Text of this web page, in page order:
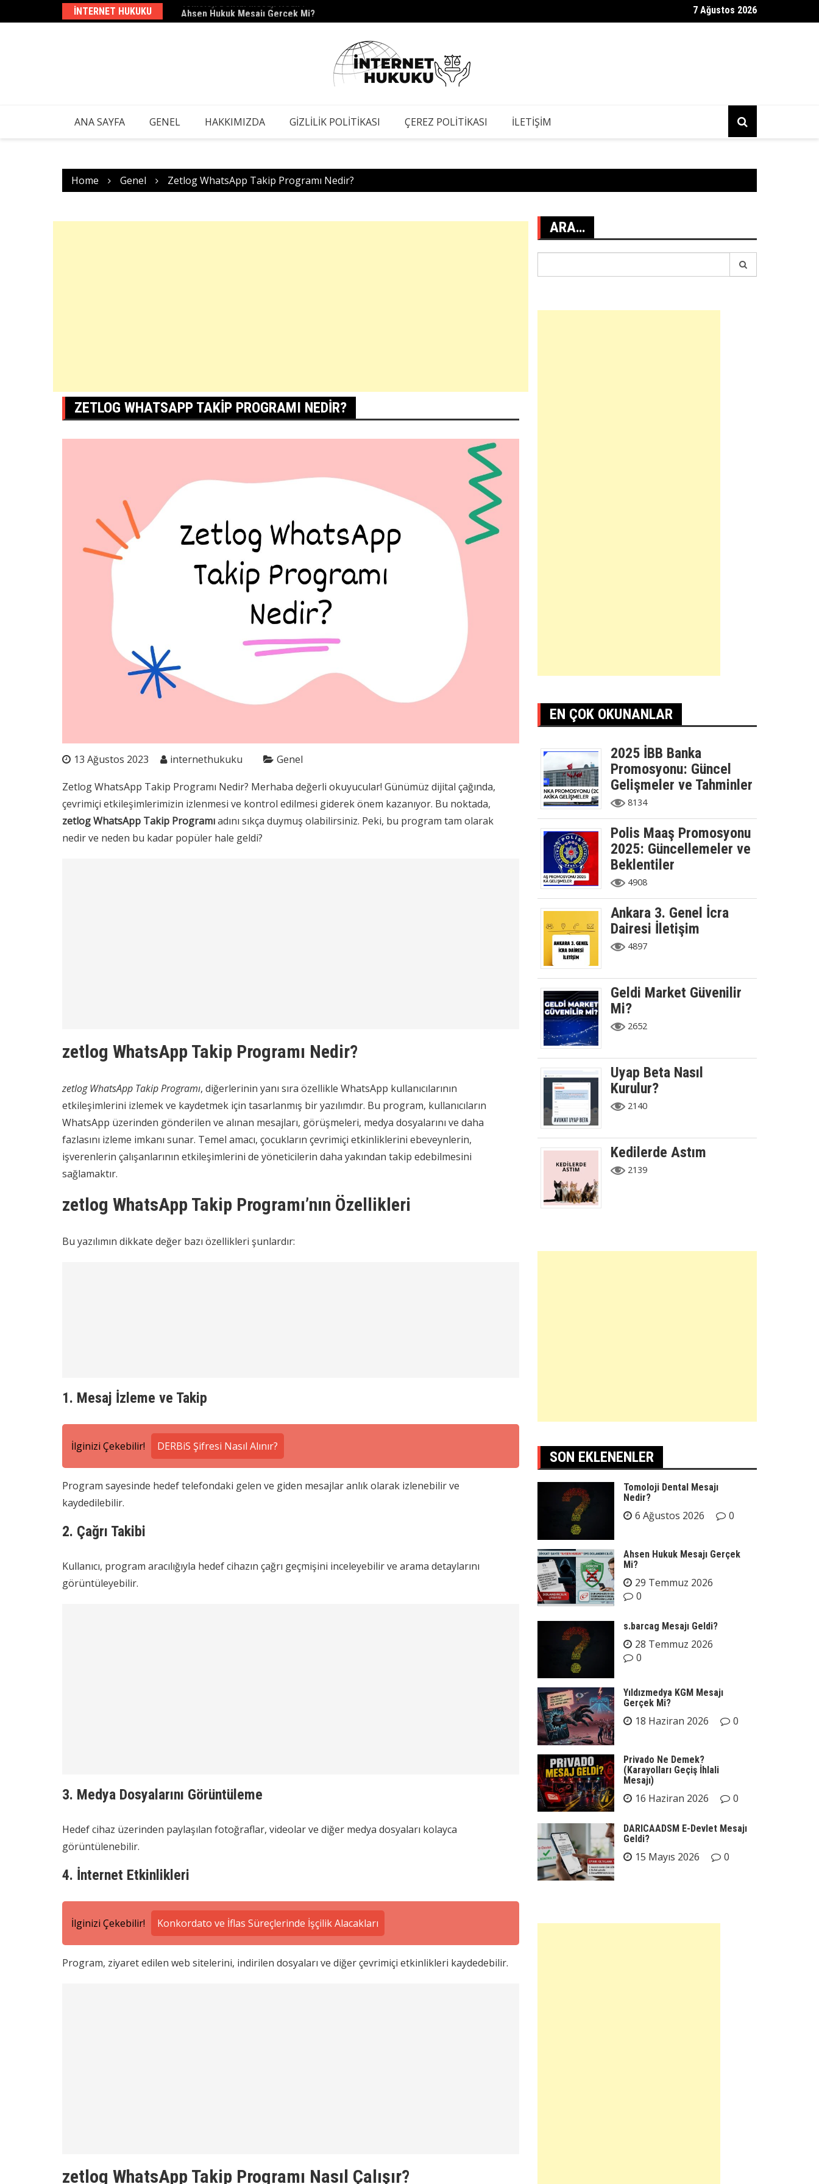
to
INTERNET HUKUKU Ahsen Hukuk Mesajı Gerçek Mi? 7 Ağustos 2026
ANA SAYFA GENEL HAKKIMIZDA GIZLILIK POLITIKASI ÇEREZ POLITIKASI İLETIŞIM
Home Genel Zetlog WhatsApp Takip Programı Nedir?
ZETLOG WHATSAPP TAKIP PROGRAMI NEDIR?
13 Ağustos 2023 internethukuku Genel
Zetlog WhatsApp Takip Programı Nedir? Merhaba değerli okuyucular! Günümüz dijital çağında,
çevrimiçi etkileşimlerimizin izlenmesi ve kontrol edilmesi giderek önem kazanıyor. Bu noktada,
zetlog WhatsApp Takip Programıadını sıkça duymuş olabilirsiniz. Peki, bu program tam olarak
nedir ve neden bu kadar popüler hale geldi?
zetlog WhatsApp Takip Programı Nedir?
zetlog WhatsApp Takip Programı, diğerlerinin yanı sıra özellikle WhatsApp kullanıcılarının
etkileşimlerini izlemek ve kaydetmek için tasarlanmış bir yazılımdır. Bu program, kullanıcıların
WhatsApp üzerinden gönderilen ve alınan mesajları, görüşmeleri, medya dosyalarını ve daha
fazlasını izleme imkanı sunar. Temel amacı, çocukların çevrimiçi etkinliklerini ebeveynlerin,
işverenlerin çalışanlarının etkileşimlerini de yöneticilerin daha yakından takip edebilmesini
sağlamaktır.
zetlog WhatsApp Takip Programı’nın Özellikleri
Bu yazılımın dikkate değer bazı özellikleri şunlardır:
1. Mesaj İzleme ve Takip
İlginizi Çekebilir! DERBiS Şifresi Nasıl Alınır?
Program sayesinde hedef telefondaki gelen ve giden mesajlar anlık olarak izlenebilir ve
kaydedilebilir.
2. Çağrı Takibi
Kullanıcı, program aracılığıyla hedef cihazın çağrı geçmişini inceleyebilir ve arama detaylarını
görüntüleyebilir.
3. Medya Dosyalarını Görüntüleme
Hedef cihaz üzerinden paylaşılan fotoğraflar, videolar ve diğer medya dosyaları kolayca
görüntülenebilir.
4. İnternet Etkinlikleri
İlginizi Çekebilir! Konkordato ve İflas Süreçlerinde İşçilik Alacakları
Program, ziyaret edilen web sitelerini, indirilen dosyaları ve diğer çevrimiçi etkinlikleri kaydedebilir.
zetlog WhatsApp Takip Programı Nasıl Çalışır?
ARA…
EN ÇOK OKUNANLAR
2025 İBB Banka
Promosyonu: Güncel
Gelişmeler ve Tahminler
8134
Polis Maaş Promosyonu
2025: Güncellemeler ve
Beklentiler
4908
Ankara 3. Genel İcra
Dairesi İletişim
4897
Geldi Market Güvenilir
Mi?
2652
Uyap Beta Nasıl
Kurulur?
2140
Kedilerde Astım
2139
SON EKLENENLER
Tomoloji Dental Mesajı
Nedir?
6 Ağustos 2026 0
Ahsen Hukuk Mesajı Gerçek
Mi?
29 Temmuz 2026
0
s.barcag Mesajı Geldi?
28 Temmuz 2026
0
Yıldızmedya KGM Mesajı
Gerçek Mi?
18 Haziran 2026 0
Privado Ne Demek?
(Karayolları Geçiş İhlali
Mesajı)
16 Haziran 2026 0
DARICAADSM E-Devlet Mesajı
Geldi?
15 Mayıs 2026 0